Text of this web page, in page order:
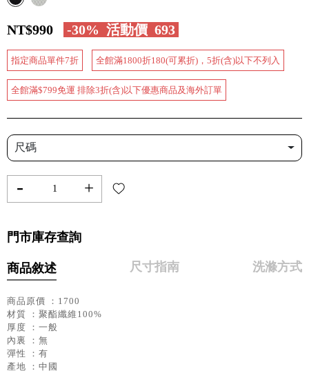
NT$990 -30% 活動價 693
指定商品單件7折 全館滿1800折180(可累折)，5折(含)以下不列入
全館滿$799免運 排除3折(含)以下優惠商品及海外訂單
尺碼
- +
門市庫存查詢
商品敘述 尺寸指南 洗滌方式
商品原價 ：1700
材質 ：聚酯纖維100%
厚度 ：一般
內裏 ：無
彈性 ：有
產地 ：中國